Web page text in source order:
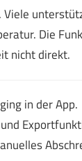
Die
nicht direkt.
in der App.